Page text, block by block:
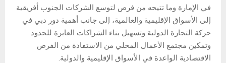
في الإمارة وما تتيحه من فرص لتوسع الشركات الجنوب أفريقية
إلى الأسواق الإقليمية والعالمية، إلى جانب أهمية دور دبي في
حركة التجارة الدولية وتسهيل بناء الشراكات العابرة للحدود
وتمكين مجتمع الأعمال المحلي من الاستفادة من الفرص
الاقتصادية الواعدة في الأسواق الإقليمية والدولية.